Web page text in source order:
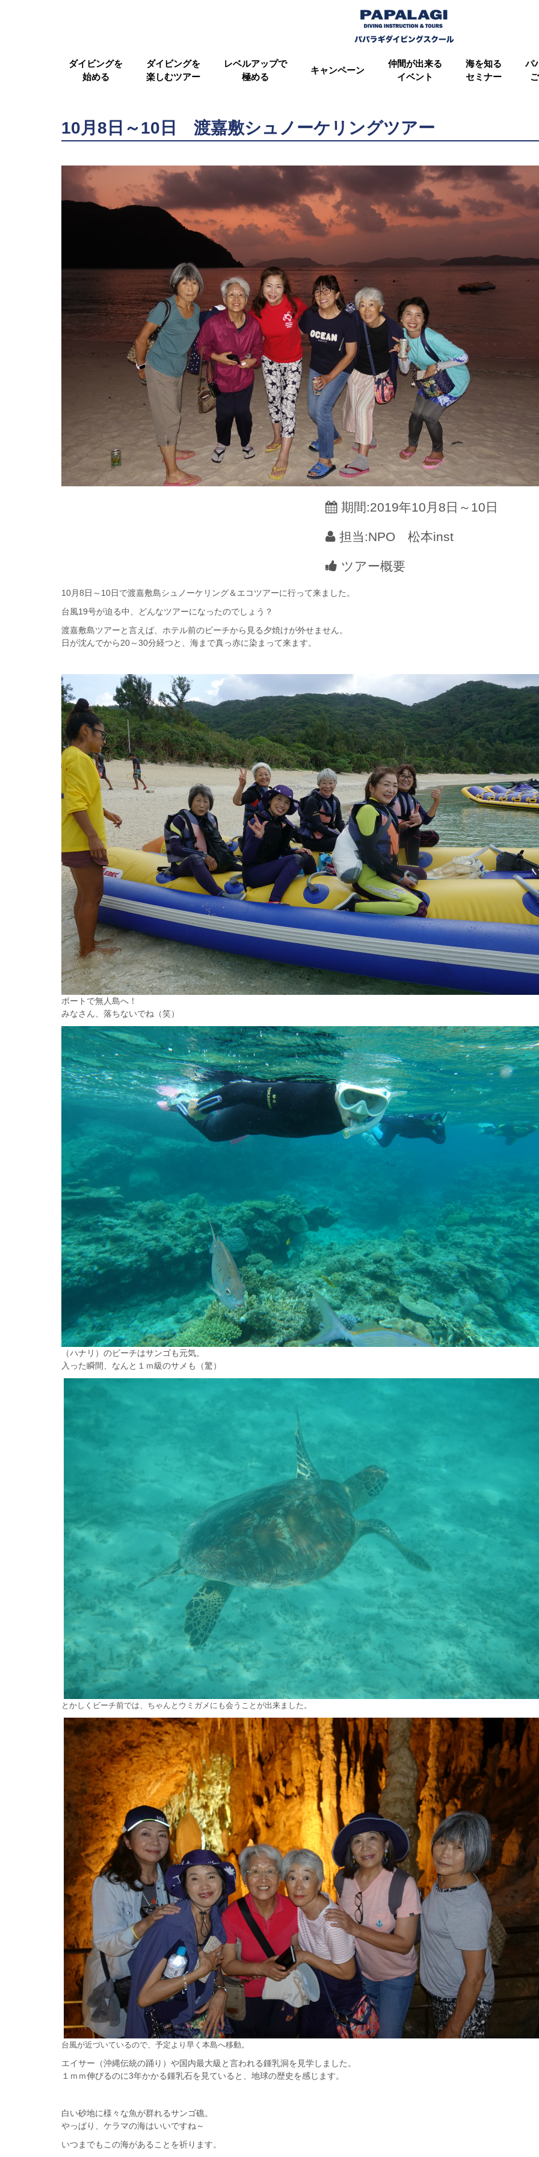
ダイビングを
始める
ダイビングを
楽しむツアー
レベルアップで
極める
キャンペーン
仲間が出来る
イベント
海を知る
セミナー
パ
10月8日～10日 渡嘉敷シュノーケリングツアー
期間:2019年10月8日～10日
担当:NPO 松本inst
ツアー概要
10月8日～10日で渡嘉敷島シュノーケリング＆エコツアーに行って来ました。
台風19号が迫る中、どんなツアーになったのでしょう？
渡嘉敷島ツアーと言えば、ホテル前のビーチから見る夕焼けが外せません。
日が沈んでから20～30分経つと、海まで真っ赤に染まって来ます。
ボートで無人島へ！
みなさん、落ちないでね（笑）
（ハナリ）のビーチはサンゴも元気。
入った瞬間、なんと１ｍ級のサメも（驚）
とかしくビーチ前では、ちゃんとウミガメにも会うことが出来ました。
台風が近づいているので、予定より早く本島へ移動。
エイサー（沖縄伝統の踊り）や国内最大級と言われる鍾乳洞を見学しました。
１ｍｍ伸びるのに3年かかる鍾乳石を見ていると、地球の歴史を感じます。
白い砂地に様々な魚が群れるサンゴ礁。
やっぱり、ケラマの海はいいですね～
いつまでもこの海があることを祈ります。